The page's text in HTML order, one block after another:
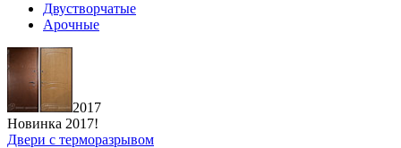
Двустворчатые
Арочные
2017
Новинка 2017!
Двери с терморазрывом